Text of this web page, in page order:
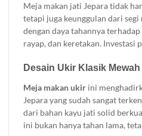
semakin menonjolkan serat
mendalam. Meja makan gaya
untuk melengkapi rumah-
kolonial.
Meja makan jati Jepara tidak
tetapi juga keunggulan dari
dengan daya tahannya
rayap, dan keretakan. Investasi
menikmati fungsinya selama
minimalis modern maupun
Home Furnishing.
Desain Ukir Klasik Mewah
Meja makan ukir ini
Jepara yang sudah sangat
dari bahan kayu jati solid
ini bukan hanya tahan lama,